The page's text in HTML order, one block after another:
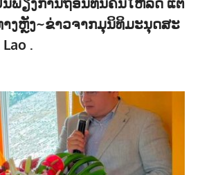
ງຫຼັງ~ຂ່າວຈາກມຸນິທິມະນຸດສະ
.